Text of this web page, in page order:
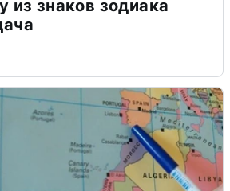
из знаков зодиака